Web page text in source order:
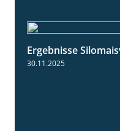
Ergebnisse
30.11.2025